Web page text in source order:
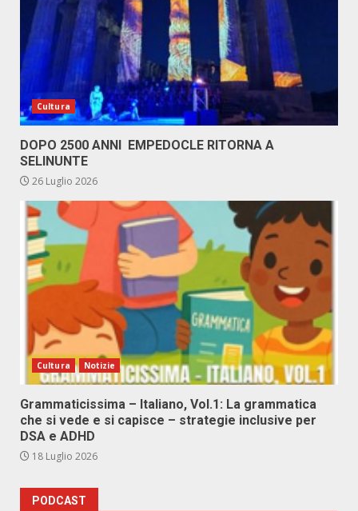
Cultura
DOPO 2500 ANNI EMPEDOCLE RITORNA A
SELINUNTE
26 Luglio 2026
Cultura Notizie
Grammaticissima – Italiano, Vol.1: La grammatica
che si vede e si capisce – strategie inclusive per
DSA e ADHD
18 Luglio 2026
PODCAST